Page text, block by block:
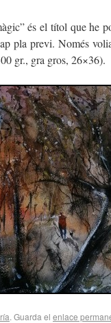
és el títol que he
pla previ. Només
gr., gra gros, 26×36).
. Guarda el enlace